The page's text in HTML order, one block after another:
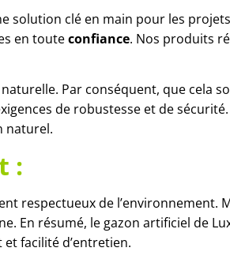
solution clé en main pour les
en touteconfiance. Nos produits
Par conséquent, que cela
de robustesse et de sécurité.
naturel.
:
respectueux de l’environnement.
En résumé, le gazon artificiel de
facilité d’entretien.